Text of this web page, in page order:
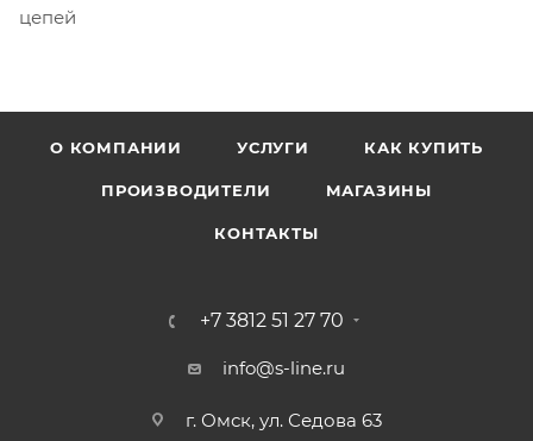
цепей
О КОМПАНИИ УСЛУГИ КАК КУПИТЬ
ПРОИЗВОДИТЕЛИ МАГАЗИНЫ
КОНТАКТЫ
+7 3812 51 27 70
info@s-line.ru
г. Омск, ул. Седова 63